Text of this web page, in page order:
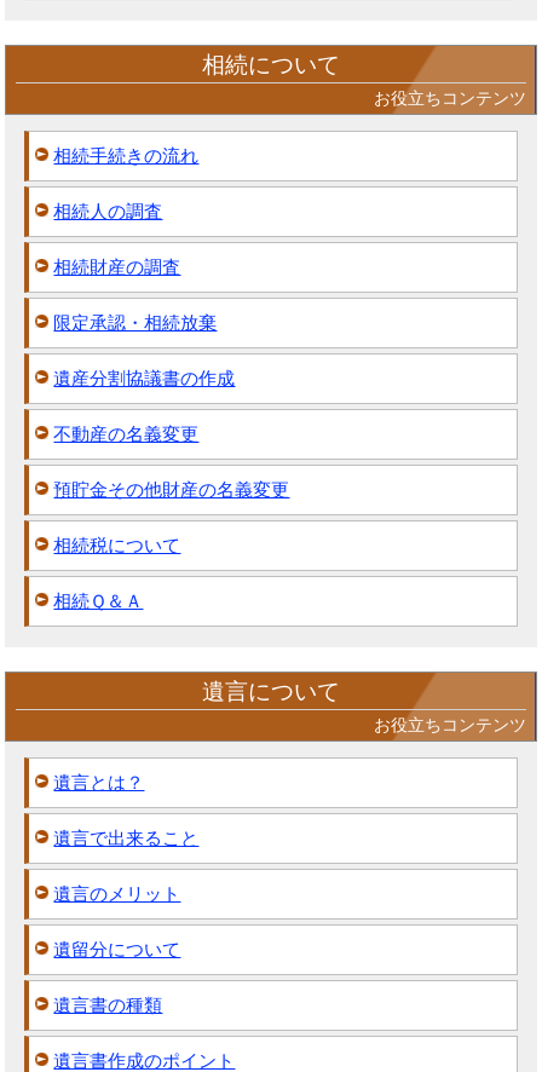
相続について
お役立ちコンテンツ
相続手続きの流れ
相続人の調査
相続財産の調査
限定承認・相続放棄
遺産分割協議書の作成
不動産の名義変更
預貯金その他財産の名義変更
相続税について
相続Ｑ＆Ａ
遺言について
お役立ちコンテンツ
遺言とは？
遺言で出来ること
遺言のメリット
遺留分について
遺言書の種類
遺言書作成のポイント